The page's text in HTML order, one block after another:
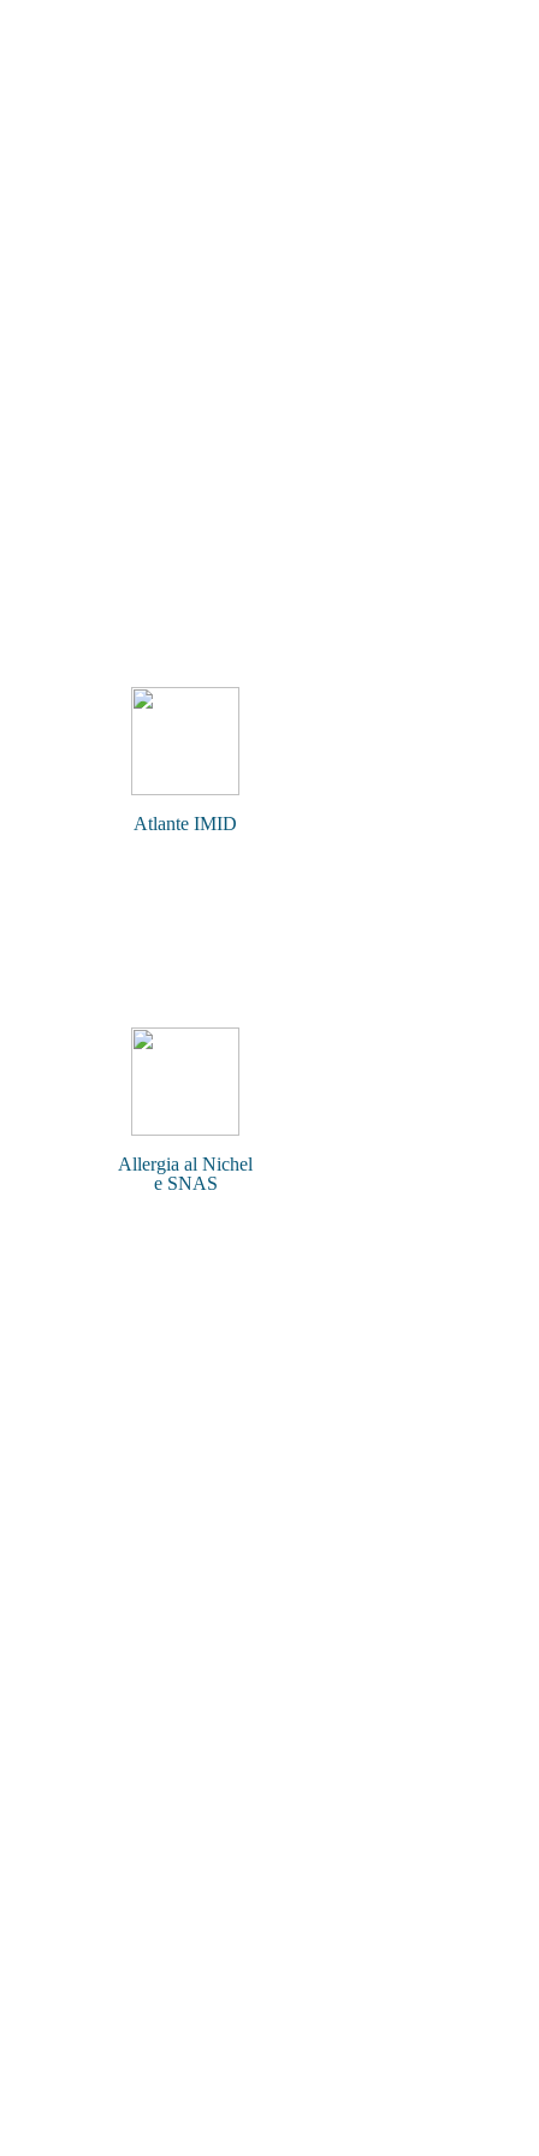
Atlante IMID
Allergia al Nichel
e SNAS